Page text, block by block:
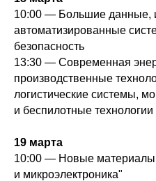
10:00 — Большие данные,
автоматизированные
безопасность
13:30 — Современная
производственные
логистические системы,
и беспилотные технологии
19 марта
10:00 — Новые материалы,
и микроэлектроника"